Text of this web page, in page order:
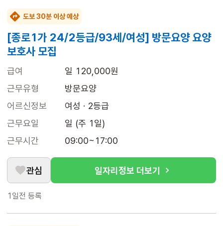
도보 30분 이상 예상
[종로1가 24/2등급/93세/여성] 방문요양 요양
보호사 모집
급여
일 120,000원
근무유형
방문요양
어르신정보
여성 · 2등급
근무요일
일 (주 1일)
근무시간
09:00~17:00
관심 일자리정보 더보기
1일전 등록